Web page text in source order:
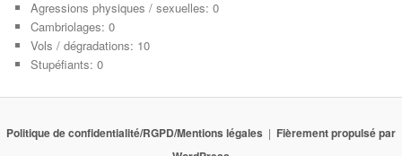
Agressions physiques / sexuelles: 0
Cambriolages: 0
Vols / dégradations: 10
Stupéfiants: 0
Politique de confidentialité/RGPD/Mentions légales
Fièrement propulsé par